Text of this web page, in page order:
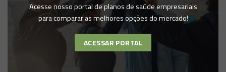
Acesse nosso portal de planos de saúde empresariais
para comparar as melhores opções do mercado!
ACESSAR PORTAL